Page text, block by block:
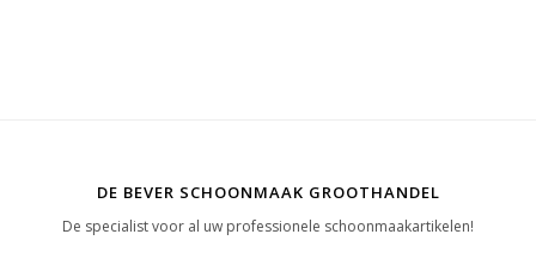
DE BEVER SCHOONMAAK GROOTHANDEL
De specialist voor al uw professionele schoonmaakartikelen!